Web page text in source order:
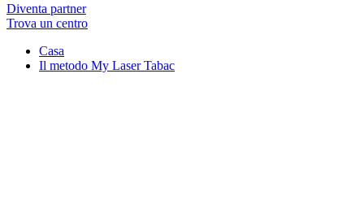
Diventa partner
Trova un centro
Casa
Il metodo My Laser Tabac